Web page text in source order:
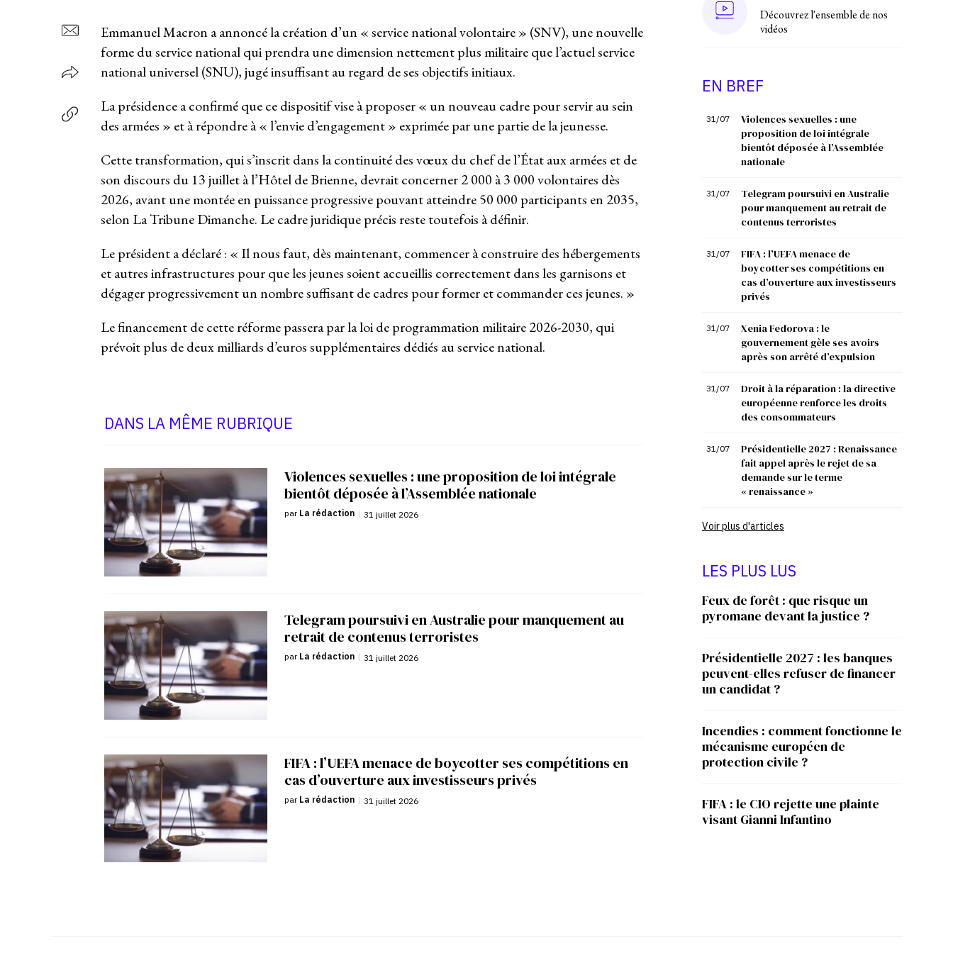
Emmanuel Macron a annoncé la création d’un « service national volontaire » (SNV), une nouvelle
forme du service national qui prendra une dimension nettement plus militaire que l’actuel service
national universel (SNU), jugé insuffisant au regard de ses objectifs initiaux.
La présidence a confirmé que ce dispositif vise à proposer « un nouveau cadre pour servir au sein
des armées » et à répondre à « l’envie d’engagement » exprimée par une partie de la jeunesse.
Cette transformation, qui s’inscrit dans la continuité des vœux du chef de l’État aux armées et de
son discours du 13 juillet à l’Hôtel de Brienne, devrait concerner 2 000 à 3 000 volontaires dès
2026, avant une montée en puissance progressive pouvant atteindre 50 000 participants en 2035,
selon La Tribune Dimanche. Le cadre juridique précis reste toutefois à définir.
Le président a déclaré : « Il nous faut, dès maintenant, commencer à construire des hébergements
et autres infrastructures pour que les jeunes soient accueillis correctement dans les garnisons et
dégager progressivement un nombre suffisant de cadres pour former et commander ces jeunes. »
Le financement de cette réforme passera par la loi de programmation militaire 2026-2030, qui
prévoit plus de deux milliards d’euros supplémentaires dédiés au service national.
DANS LA MÊME RUBRIQUE
Violences sexuelles : une proposition de loi intégrale
bientôt déposée à l’Assemblée nationale
par La rédaction | 31 juillet 2026
Telegram poursuivi en Australie pour manquement au
retrait de contenus terroristes
par La rédaction | 31 juillet 2026
FIFA : l’UEFA menace de boycotter ses compétitions en
cas d’ouverture aux investisseurs privés
par La rédaction | 31 juillet 2026
Découvrez l'ensemble de nos
vidéos
EN BREF
31/07
Violences sexuelles : une
proposition de loi intégrale
bientôt déposée à l’Assemblée
nationale
31/07
Telegram poursuivi en Australie
pour manquement au retrait de
contenus terroristes
31/07
FIFA : l’UEFA menace de
boycotter ses compétitions en
cas d’ouverture aux investisseurs
privés
31/07
Xenia Fedorova : le
gouvernement gèle ses avoirs
après son arrêté d’expulsion
31/07
Droit à la réparation : la directive
européenne renforce les droits
des consommateurs
31/07
Présidentielle 2027 : Renaissance
fait appel après le rejet de sa
demande sur le terme
« renaissance »
Voir plus d'articles
LES PLUS LUS
Feux de forêt : que risque un
pyromane devant la justice ?
Présidentielle 2027 : les banques
peuvent-elles refuser de financer
un candidat ?
Incendies : comment fonctionne le
mécanisme européen de
protection civile ?
FIFA : le CIO rejette une plainte
visant Gianni Infantino